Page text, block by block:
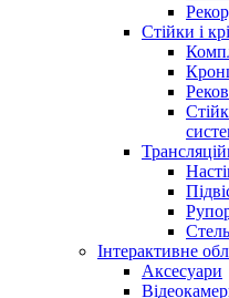
Стійки і
Інтерактивне
Аксесуари